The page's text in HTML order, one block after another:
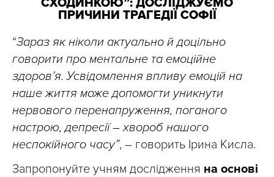
ПРИЧИНИ ТРАГЕДІЇ СОФІЇ
“Зараз як ніколи актуально й доцільно
говорити про ментальне та емоційне
здоров’я. Усвідомлення впливу емоцій на
наше життя може допомогти уникнути
нервового перенапруження, поганого
настрою, депресії – хвороб нашого
неспокійного часу”, – говорить Ірина Кисла.
Запропонуйте учням дослідження на основі